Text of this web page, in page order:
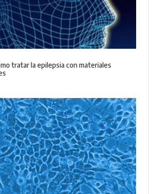
tratar la epilepsia con materiales